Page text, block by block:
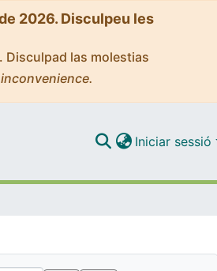
2026. Disculpeu les
Disculpad las molestias
Iniciar sessió